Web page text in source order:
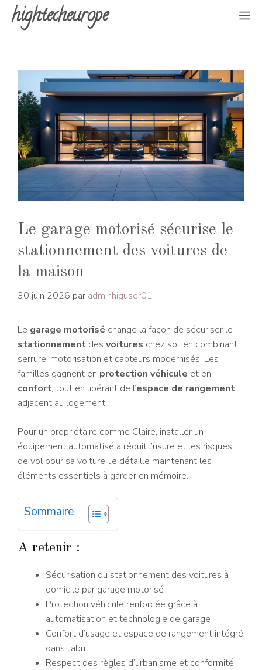
Allerhightecheurope
Le garage motorisé sécurise le
stationnement des voitures de
la maison
30 juin 2026 par adminhiguser01
Le garage motorisé change la façon de sécuriser le
stationnement des voitures chez soi, en combinant
serrure, motorisation et capteurs modernisés. Les
familles gagnent en protection véhicule et en
confort, tout en libérant de l’espace de rangement
adjacent au logement.
Pour un propriétaire comme Claire, installer un
équipement automatisé a réduit l’usure et les risques
de vol pour sa voiture. Je détaille maintenant les
éléments essentiels à garder en mémoire.
Sommaire
A retenir :
Sécurisation du stationnement des voitures à
domicile par garage motorisé
Protection véhicule renforcée grâce à
automatisation et technologie de garage
Confort d’usage et espace de rangement intégré
dans l’abri
Respect des règles d’urbanisme et conformité